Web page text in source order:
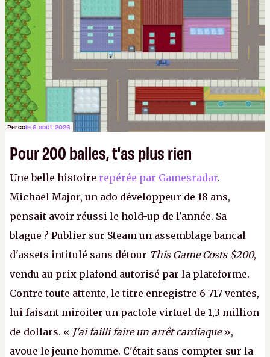
Percole 6 août 2026
Pour 200 balles, t'as plus rien
Une belle histoire repérée par Gamesradar.
Michael Major, un ado développeur de 18 ans,
pensait avoir réussi le hold-up de l'année. Sa
blague ? Publier sur Steam un assemblage bancal
d'assets intitulé sans détour This Game Costs $200,
vendu au prix plafond autorisé par la plateforme.
Contre toute attente, le titre enregistre 6 717 ventes,
lui faisant miroiter un pactole virtuel de 1,3 million
de dollars. « J'ai failli faire un arrêt cardiaque»,
avoue le jeune homme. C'était sans compter sur la